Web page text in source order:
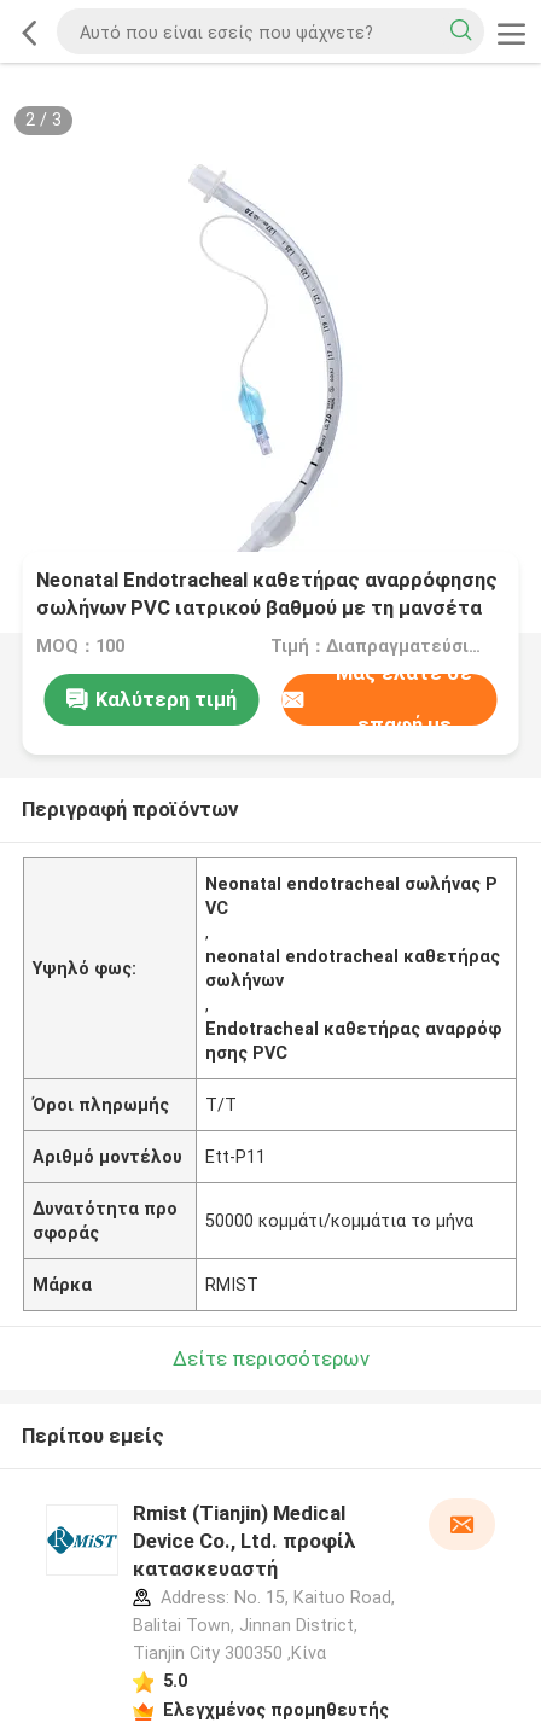
2/ 3
Neonatal Endotracheal καθετήρας αναρρόφησης
σωλήνων PVC ιατρικού βαθμού με τη μανσέτα
MOQ：100 Τιμή：Διαπραγματεύσιμα
Καλύτερη τιμή
Μας ελάτε σε
επαφή με
Περιγραφή προϊόντων
Υψηλό φως:
Neonatal endotracheal σωλήνας P
VC
,
neonatal endotracheal καθετήρας
σωλήνων
,
Endotracheal καθετήρας αναρρόφ
ησης PVC
Όροι πληρωμής T/T
Αριθμό μοντέλου Ett-P11
Δυνατότητα προ
σφοράς
50000 κομμάτι/κομμάτια το μήνα
Μάρκα RMIST
Δείτε περισσότερων
Περίπου εμείς
Rmist (Tianjin) Medical
Device Co., Ltd. προφίλ
κατασκευαστή
Address: No. 15, Kaituo Road,
Balitai Town, Jinnan District,
Tianjin City 300350 ,Κίνα
5.0
Ελεγχμένος προμηθευτής